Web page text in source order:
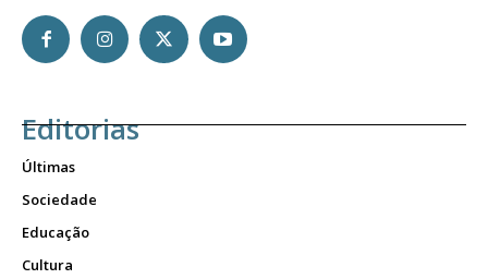
Editorias
Últimas
Sociedade
Educação
Cultura